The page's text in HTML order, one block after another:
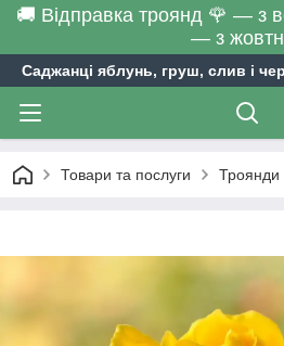
🚚 Відправка троянд 🌹 — з
— з
Саджанці яблунь, груш, слив і
Товари та послуги Троянди